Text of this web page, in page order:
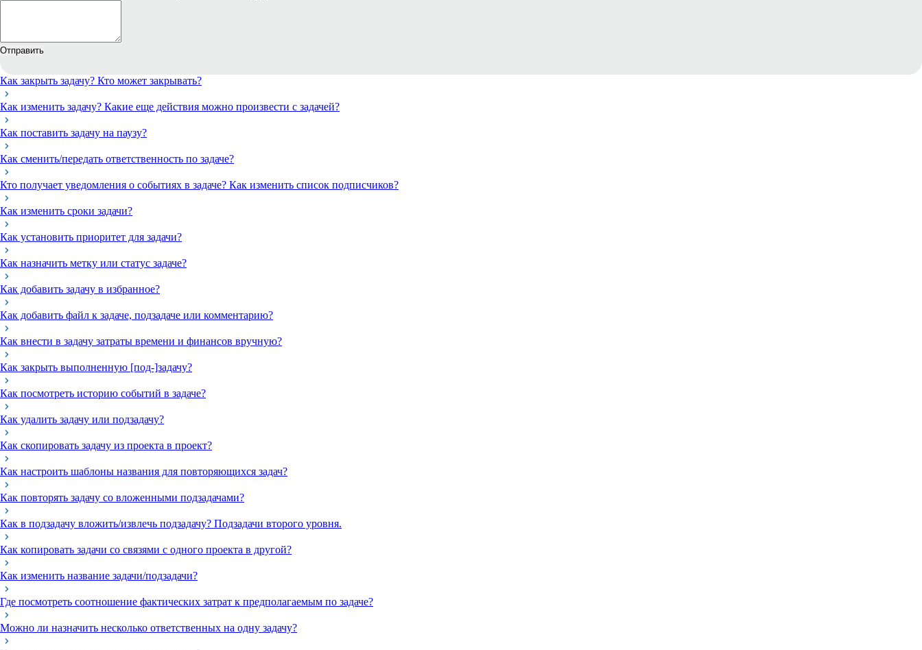
Отправить
Как закрыть задачу? Кто может закрывать?
Как изменить задачу? Какие еще действия можно произвести с задачей?
Как поставить задачу на паузу?
Как сменить/передать ответственность по задаче?
Кто получает уведомления о событиях в задаче? Как изменить список подписчиков?
Как изменить сроки задачи?
Как установить приоритет для задачи?
Как назначить метку или статус задаче?
Как добавить задачу в избранное?
Как добавить файл к задаче, подзадаче или комментарию?
Как внести в задачу затраты времени и финансов вручную?
Как закрыть выполненную [под-]задачу?
Как посмотреть историю событий в задаче?
Как удалить задачу или подзадачу?
Как скопировать задачу из проекта в проект?
Как настроить шаблоны названия для повторяющихся задач?
Как повторять задачу со вложенными подзадачами?
Как в подзадачу вложить/извлечь подзадачу? Подзадачи второго уровня.
Как копировать задачи со связями с одного проекта в другой?
Как изменить название задачи/подзадачи?
Где посмотреть соотношение фактических затрат к предполагаемым по задаче?
Можно ли назначить несколько ответственных на одну задачу?